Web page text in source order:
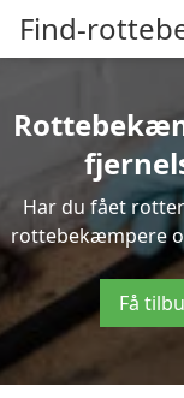
Find-
Har du fået
rottebekæmpere
Få